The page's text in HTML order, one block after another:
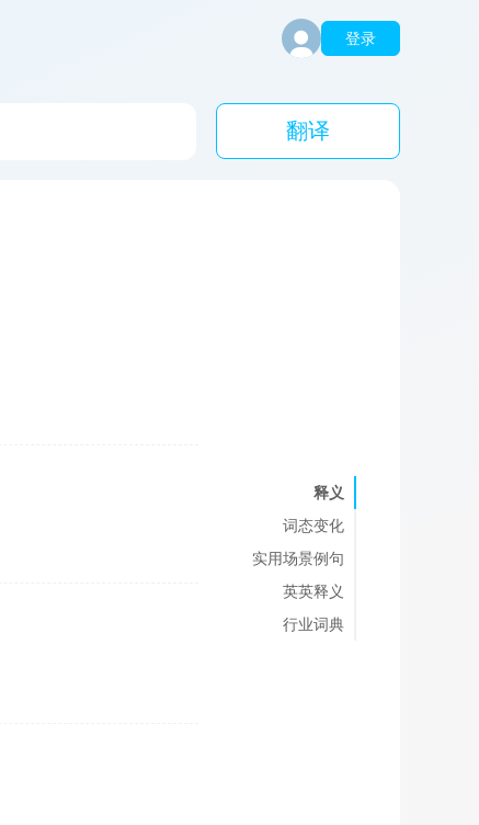
登录
翻译
释义
词态变化
实用场景例句
英英释义
行业词典